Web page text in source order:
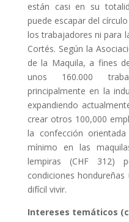
están casi en su
puede escapar del
los trabajadores ni para
Cortés. Según la
de la Maquila, a fines
unos 160.000
principalmente en la
expandiendo
crear otros 100,000
la confección
mínimo en las
lempiras (CHF 312)
condiciones
difícil vivir.
Intereses temáticos